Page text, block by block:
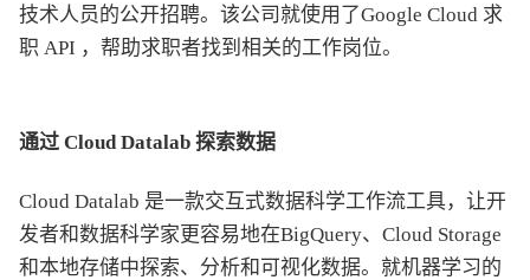
技术人员的公开招聘。该公司就使用了Google Cloud 求
职 API ，帮助求职者找到相关的工作岗位。
通过 Cloud Datalab 探索数据
Cloud Datalab 是一款交互式数据科学工作流工具，让开
发者和数据科学家更容易地在BigQuery、Cloud Storage
和本地存储中探索、分析和可视化数据。就机器学习的